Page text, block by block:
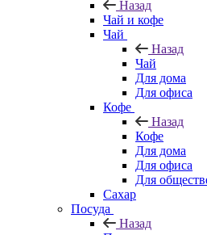
Назад
Чай и кофе
Чай
Назад
Чай
Для дома
Для офиса
Кофе
Назад
Кофе
Для дома
Для офиса
Для
Сахар
Посуда
Назад